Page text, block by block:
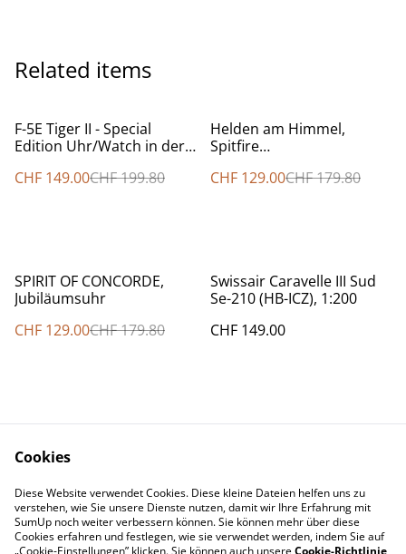
Related items
%
F-5E Tiger II - Special
Edition Uhr/Watch in der
CHF 149.00CHF 199.80
%
Helden am Himmel,
Spitfire
CHF 129.00CHF 179.80
%
SPIRIT OF CONCORDE,
Jubiläumsuhr
CHF 129.00CHF 179.80
Swissair Caravelle III Sud
Se-210 (HB-ICZ), 1:200
CHF 149.00
Contact Us
Legal Terms
Privacy Policy
Cookie Policy
Cookies
Diese Website verwendet Cookies. Diese kleine Dateien helfen uns zu
verstehen, wie Sie unsere Dienste nutzen, damit wir Ihre Erfahrung mit
SumUp noch weiter verbessern können. Sie können mehr über diese
Cookies erfahren und festlegen, wie sie verwendet werden, indem Sie auf
„Cookie-Einstellungen” klicken. Sie können auch unsereCookie-Richtlinie